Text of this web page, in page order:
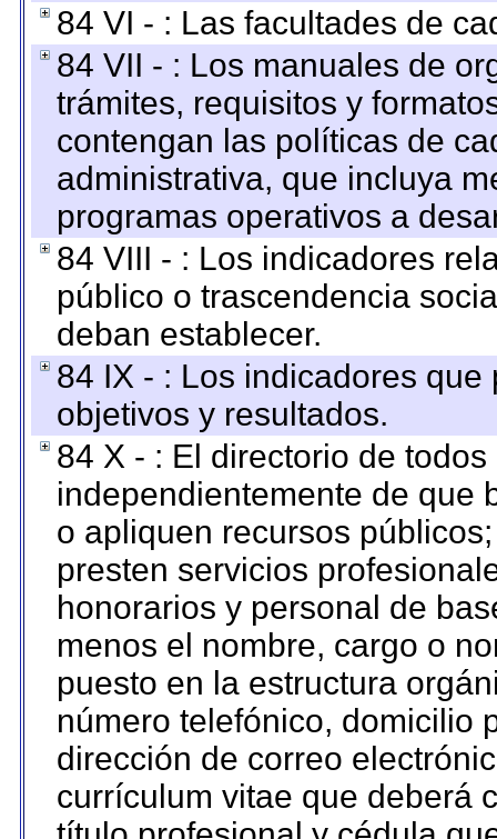
84 VI - : Las facultades de
84 VII - : Los manuales de
trámites, requisitos y
contengan las políticas de
administrativa, que incluya
programas operativos a
84 VIII - : Los indicadores
público o trascendencia
deban establecer.
84 IX - : Los indicadores
objetivos y resultados.
84 X - : El directorio de
independientemente de que
o apliquen recursos
presten servicios
honorarios y personal de
menos el nombre, cargo o
puesto en la estructura
número telefónico, domicilio
dirección de correo
currículum vitae que deberá